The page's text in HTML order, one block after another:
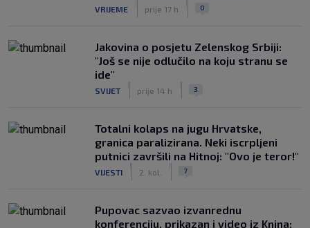
VRIJEME prije 17 h 0
Jakovina o posjetu Zelenskog Srbiji:
"Još se nije odlučilo na koju stranu se
ide"
SVIJET prije 14 h 3
Totalni kolaps na jugu Hrvatske,
granica paralizirana. Neki iscrpljeni
putnici završili na Hitnoj: "Ovo je teror!"
VIJESTI 2. kol. 7
Pupovac sazvao izvanrednu
konferenciju, prikazan i video iz Knina: